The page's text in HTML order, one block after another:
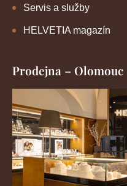
Servis a služby
HELVETIA magazín
Prodejna – Olomouc